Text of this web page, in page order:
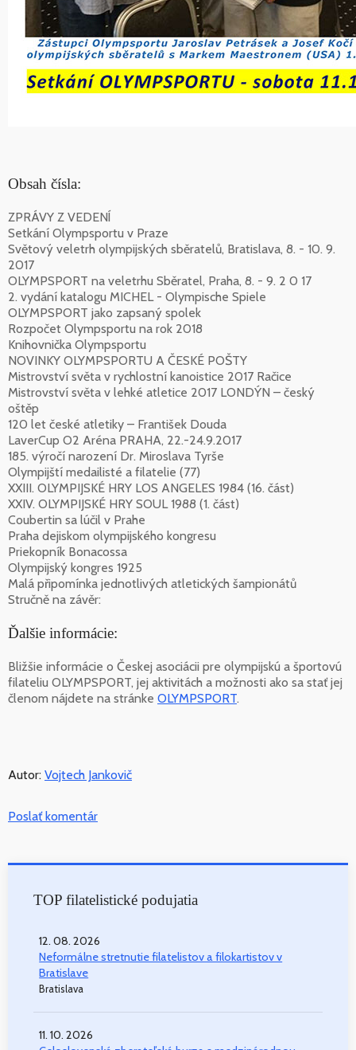
Obsah čísla:
ZPRÁVY Z VEDENÍ
Setkání Olympsportu v Praze
Světový veletrh olympijských sběratelů, Bratislava, 8. - 10. 9.
2017
OLYMPSPORT na veletrhu Sběratel, Praha, 8. - 9. 2 0 17
2. vydání katalogu MICHEL - Olympische Spiele
OLYMPSPORT jako zapsaný spolek
Rozpočet Olympsportu na rok 2018
Knihovnička Olympsportu
NOVINKY OLYMPSPORTU A ČESKÉ POŠTY
Mistrovství světa v rychlostní kanoistice 2017 Račice
Mistrovství světa v lehké atletice 2017 LONDÝN – český
oštěp
120 let české atletiky – František Douda
LaverCup O2 Aréna PRAHA, 22.-24.9.2017
185. výročí narození Dr. Miroslava Tyrše
Olympijští medailisté a filatelie (77)
XXIII. OLYMPIJSKÉ HRY LOS ANGELES 1984 (16. část)
XXIV. OLYMPIJSKÉ HRY SOUL 1988 (1. část)
Coubertin sa lúčil v Prahe
Praha dejiskom olympijského kongresu
Priekopník Bonacossa
Olympijský kongres 1925
Malá připomínka jednotlivých atletických šampionátů
Stručně na závěr:
Ďalšie informácie:
Bližšie informácie o Českej asociácii pre olympijskú a športovú
filateliu OLYMPSPORT, jej aktivitách a možnosti ako sa stať jej
členom nájdete na stránke OLYMPSPORT.
Autor: Vojtech Jankovič
Poslať komentár
TOP filatelistické podujatia
12. 08. 2026
Neformálne stretnutie filatelistov a filokartistov v
Bratislave
Bratislava
11. 10. 2026